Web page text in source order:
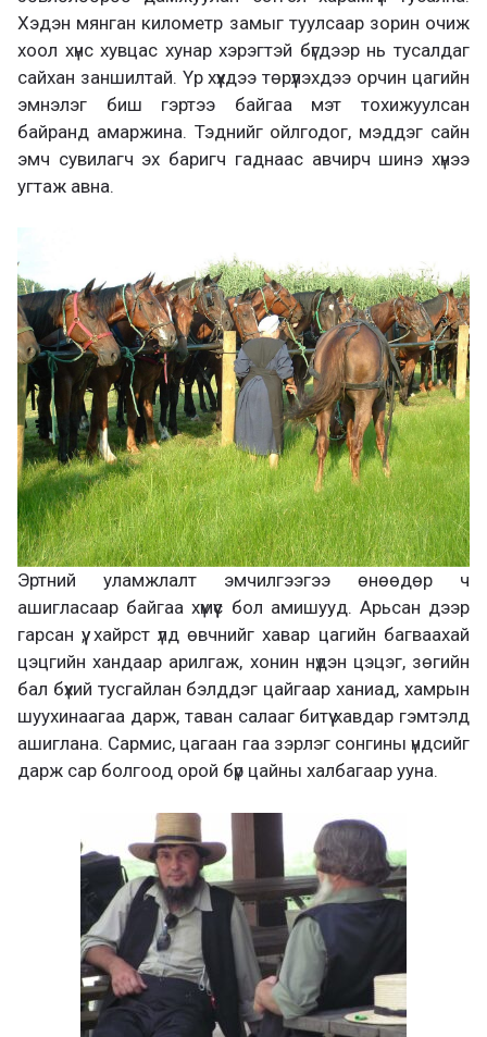
Хэдэн мянган километр замыг туулсаар зорин очиж
хоол хүнс хувцас хунар хэрэгтэй бүгдээр нь тусалдаг
сайхан заншилтай. Үр хүүхдээ төрүүлэхдээ орчин цагийн
эмнэлэг биш гэртээ байгаа мэт тохижуулсан
байранд амаржина. Тэднийг ойлгодог, мэддэг сайн
эмч сувилагч эх баригч гаднаас авчирч шинэ хүнээ
угтаж авна.
Эртний уламжлалт эмчилгээгээ өнөөдөр ч
ашигласаар байгаа хүмүүс бол амишууд. Арьсан дээр
гарсан үү, хайрст үлд өвчнийг хавар цагийн багваахай
цэцгийн хандаар арилгаж, хонин нүдэн цэцэг, зөгийн
бал бүхий тусгайлан бэлддэг цайгаар ханиад, хамрын
шуухинаагаа дарж, таван салааг битүү хавдар гэмтэлд
ашиглана. Сармис, цагаан гаа зэрлэг сонгины үндсийг
дарж сар болгоод орой бүр цайны халбагаар ууна.